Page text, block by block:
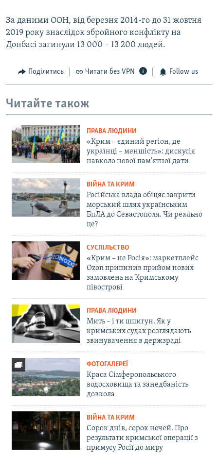
За даними ООН, від березня 2014-го до 31 жовтня
2019 року внаслідок збройного конфлікту на
Донбасі загинули 13 000 – 13 200 людей.
Поділитись Читати без VPN Follow us
Читайте також
ПРАВА ЛЮДИНИ
«Крим – єдиний регіон, де
українці – меншість»: дискусія
навколо нової пам'ятної дати
ВІЙНА ТА КРИМ
Російська влада обіцяє закрити
морський шлях українським
БпЛА до Севастополя. Чи реально
це?
СУСПІЛЬСТВО
«Крим – не Росія»: маркетплейс
Ozon припинив прийом нових
замовлень на Кримському
півострові
ПРАВА ЛЮДИНИ
Мить – і ти шпигун. Як у
кримських судах розглядають
звинувачення в держзраді
ФОТОГАЛЕРЕЇ
Краса Сімферопольського
водосховища та занедбаність
довкола
ВІЙНА ТА КРИМ
Сорок днів, сорок ночей. Про
результати кримської операції з
примусу Росії до миру